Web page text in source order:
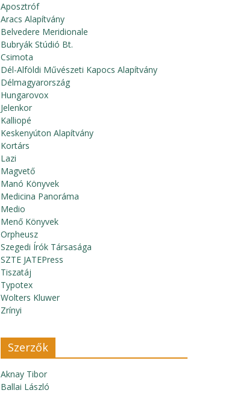
Aposztróf
Aracs Alapítvány
Belvedere Meridionale
Bubryák Stúdió Bt.
Csimota
Dél-Alföldi Művészeti Kapocs Alapítvány
Délmagyarország
Hungarovox
Jelenkor
Kalliopé
Keskenyúton Alapítvány
Kortárs
Lazi
Magvető
Manó Könyvek
Medicina Panoráma
Medio
Menő Könyvek
Orpheusz
Szegedi Írók Társasága
SZTE JATEPress
Tiszatáj
Typotex
Wolters Kluwer
Zrínyi
Szerzők
Aknay Tibor
Ballai László